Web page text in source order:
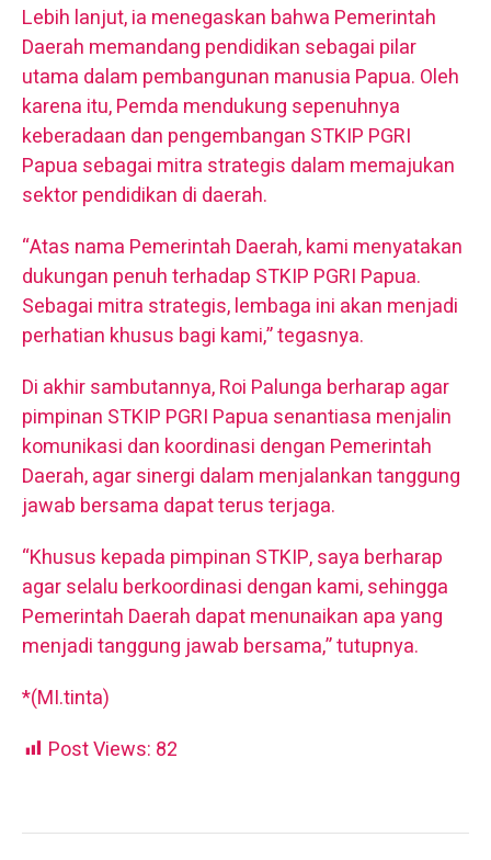
Lebih lanjut, ia menegaskan bahwa Pemerintah
Daerah memandang pendidikan sebagai pilar
utama dalam pembangunan manusia Papua. Oleh
karena itu, Pemda mendukung sepenuhnya
keberadaan dan pengembangan STKIP PGRI
Papua sebagai mitra strategis dalam memajukan
sektor pendidikan di daerah.
“Atas nama Pemerintah Daerah, kami menyatakan
dukungan penuh terhadap STKIP PGRI Papua.
Sebagai mitra strategis, lembaga ini akan menjadi
perhatian khusus bagi kami,” tegasnya.
Di akhir sambutannya, Roi Palunga berharap agar
pimpinan STKIP PGRI Papua senantiasa menjalin
komunikasi dan koordinasi dengan Pemerintah
Daerah, agar sinergi dalam menjalankan tanggung
jawab bersama dapat terus terjaga.
“Khusus kepada pimpinan STKIP, saya berharap
agar selalu berkoordinasi dengan kami, sehingga
Pemerintah Daerah dapat menunaikan apa yang
menjadi tanggung jawab bersama,” tutupnya.
*(MI.tinta)
Post Views: 82